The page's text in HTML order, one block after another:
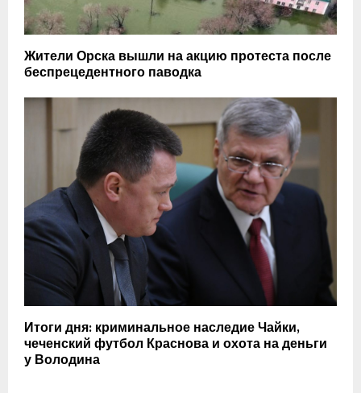
Жители Орска вышли на акцию протеста после
беспрецедентного паводка
Итоги дня: криминальное наследие Чайки,
чеченский футбол Краснова и охота на деньги
у Володина